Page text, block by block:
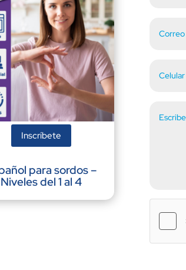
Inscríbete
para sordos –
Niveles del 1 al 4